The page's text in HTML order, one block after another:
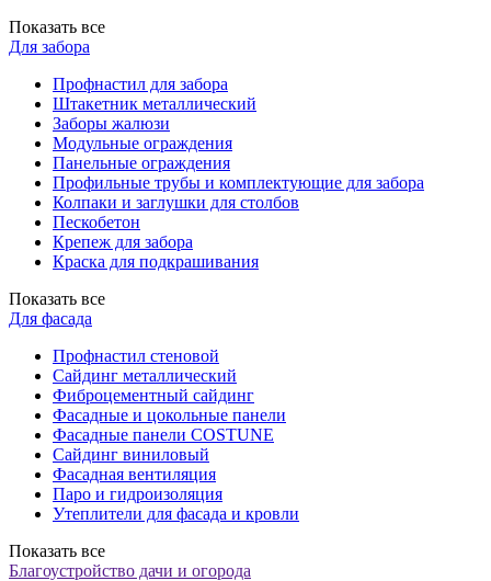
Показать все
Для забора
Профнастил для забора
Штакетник металлический
Заборы жалюзи
Модульные ограждения
Панельные ограждения
Профильные трубы и комплектующие для забора
Колпаки и заглушки для столбов
Пескобетон
Крепеж для забора
Краска для подкрашивания
Показать все
Для фасада
Профнастил стеновой
Сайдинг металлический
Фиброцементный сайдинг
Фасадные и цокольные панели
Фасадные панели COSTUNE
Сайдинг виниловый
Фасадная вентиляция
Паро и гидроизоляция
Утеплители для фасада и кровли
Показать все
Благоустройство дачи и огорода